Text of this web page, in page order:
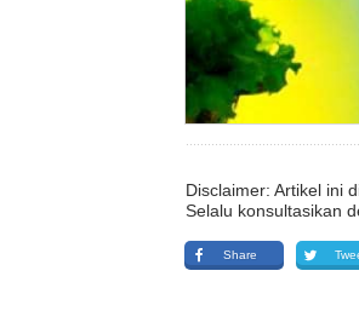
Disclaimer: Artikel ini
Selalu konsultasikan
Share